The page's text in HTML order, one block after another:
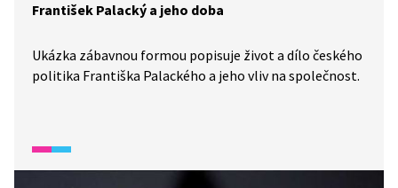
František Palacký a jeho doba
Ukázka zábavnou formou popisuje život a dílo českého
politika Františka Palackého a jeho vliv na společnost.